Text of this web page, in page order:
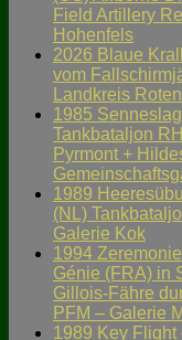
Field Artillery
Hohenfels
2026 Blaue
vom
Landkreis
1985
Tankbataljon
Pyrmont +
1989
(NL)
Galerie Kok
1994
Génie (FRA) in
Gillois-Fähre
PFM – Galerie
1989 Key Flight